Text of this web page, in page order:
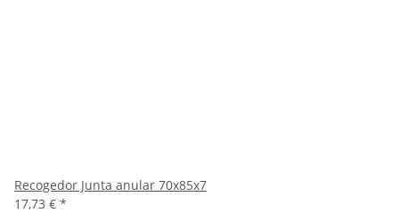
Recogedor Junta anular 70x85x7
17,73 € *